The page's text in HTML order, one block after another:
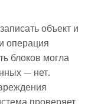
объект и
операция
блоков могла
— нет.
проверяет